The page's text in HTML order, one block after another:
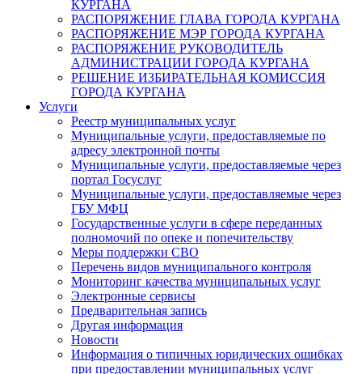
КУРГАНА
РАСПОРЯЖЕНИЕ ГЛАВА ГОРОДА КУРГАНА
РАСПОРЯЖЕНИЕ МЭР ГОРОДА КУРГАНА
РАСПОРЯЖЕНИЕ РУКОВОДИТЕЛЬ
АДМИНИСТРАЦИИ ГОРОДА КУРГАНА
РЕШЕНИЕ ИЗБИРАТЕЛЬНАЯ КОМИССИЯ
ГОРОДА КУРГАНА
Услуги
Реестр муниципальных услуг
Муниципальные услуги, предоставляемые по
адресу электронной почты
Муниципальные услуги, предоставляемые через
портал Госуслуг
Муниципальные услуги, предоставляемые через
ГБУ МФЦ
Государственные услуги в сфере переданных
полномочий по опеке и попечительству
Меры поддержки СВО
Перечень видов муниципального контроля
Мониторинг качества муниципальных услуг
Электронные сервисы
Предварительная запись
Другая информация
Новости
Информация о типичных юридических ошибках
при предоставлении муниципальных услуг